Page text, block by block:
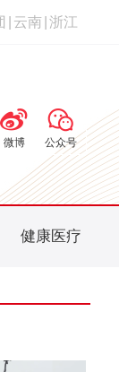
云南 浙江
微博 公众号
健康医疗